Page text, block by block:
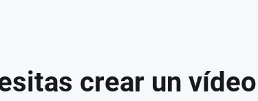
crear un